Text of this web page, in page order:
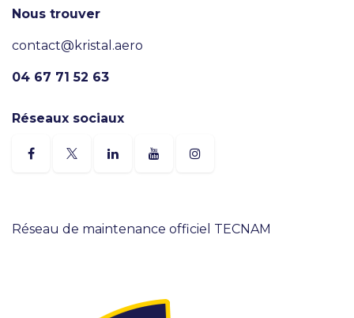
Nous trouver
contact@kristal.aero
04 67 71 52 63
Réseaux sociaux
Réseau de maintenance officiel TECNAM